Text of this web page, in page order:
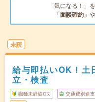
「気になる！」
「面談確約」 や
未読
給与即払いOK！土
立・検査
職種未経験OK 交通費別途